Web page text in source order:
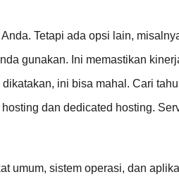
Tetapi ada opsi lain,
gunakan. Ini memastikan
ini bisa mahal. Cari
dan dedicated hosting.
umum, sistem operasi, dan